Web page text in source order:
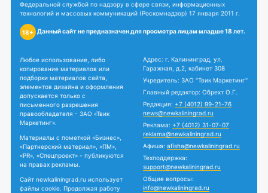
Федеральной службой по надзору в сфере связи, информационных
технологий и массовых коммуникаций (Роскомнадзор) 17 января 2011 г.
18+ Данный сайт не предназначен для просмотра лицам младше 18 лет.
Любое использование, либо
копирование материалов или
подборки материалов сайта,
элементов дизайна и оформления
допускается только с
письменного разрешения
правообладателя - ЗАО «Твик
Маркетинг».
Материалы с пометкой «Бизнес»,
«Партнерский материал», «ПМ»,
«PR», «Спецпроект» - публикуются
на правах рекламы.
Сайт newkaliningrad.ru использует
файлы cookie. Продолжая работу
Адрес: г. Калининград, ул.
Гаражная, д.2, кабинет 308
Учредитель: ЗАО "Твик Маркетинг"
Главный редактор: Обрехт О.Г.
Редакция: +7 (4012) 99-21-76
news@newkaliningrad.ru
Реклама: +7 (4012) 31-07-07
reklama@newkaliningrad.ru
Афиша: afisha@newkaliningrad.ru
Техподдержка:
support@newkaliningrad.ru
Общие вопросы:
info@newkaliningrad.ru